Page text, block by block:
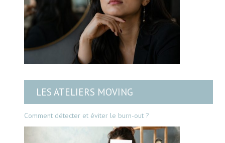
LES ATELIERS MOVING
Comment détecter et éviter le burn-out ?